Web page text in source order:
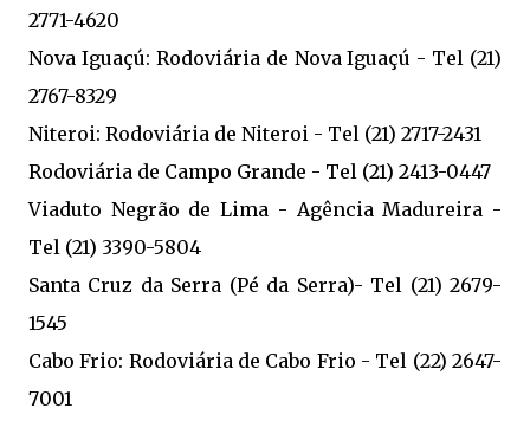
2771-4620
Nova Iguaçú: Rodoviária de Nova Iguaçú - Tel (21)
2767-8329
Niteroi: Rodoviária de Niteroi - Tel (21) 2717-2431
Rodoviária de Campo Grande - Tel (21) 2413-0447
Viaduto Negrão de Lima - Agência Madureira -
Tel (21) 3390-5804
Santa Cruz da Serra (Pé da Serra)- Tel (21) 2679-
1545
Cabo Frio: Rodoviária de Cabo Frio - Tel (22) 2647-
7001